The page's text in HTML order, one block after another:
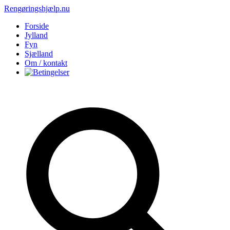
Rengøringshjælp.nu
Forside
Jylland
Fyn
Sjælland
Om / kontakt